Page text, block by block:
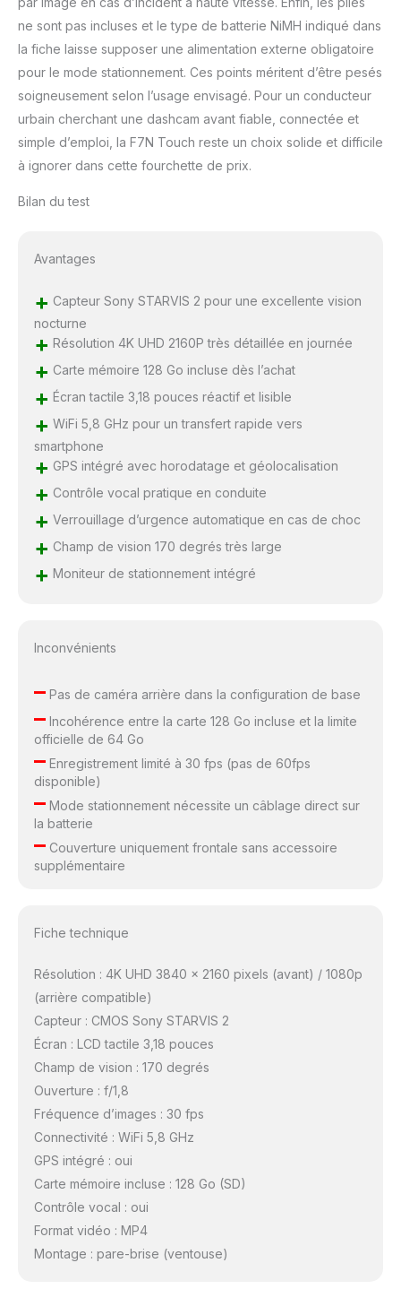
d'économiser de
l'espace de stockage,
ce qui permet
d'enregistrer
davantage de clips. Ce
produit comprend une
carte mémoire gratuite
de 128 Go, prenant en
charge des cartes
d'une capacité
est connecté via un kit
lorsqu'il détecte des
vibrations soudaines ou
capteur de gravité
verrouille
images d'urgence et
fait défiler les
enregistrements pour
assurer un écrasement
pour activer la
surveillance de
Service Après-vente
Exceptionnel] Cette
équipée d'un
garantissant un
cas de chaleur ou de
De plus, elle est livrée
avec une garantie de
assistance clientèle 24
heures sur 24
ne sont pas incluses et le type de batterie NiMH indiqué dans
la fiche laisse supposer une alimentation externe obligatoire
pour le mode stationnement. Ces points méritent d’être pesés
soigneusement selon l’usage envisagé. Pour un conducteur
urbain cherchant une dashcam avant fiable, connectée et
simple d’emploi, la F7N Touch reste un choix solide et difficile
à ignorer dans cette fourchette de prix.
Bilan du test
Avantages
+ Capteur Sony STARVIS 2 pour une excellente vision
nocturne
+ Résolution 4K UHD 2160P très détaillée en journée
+ Carte mémoire 128 Go incluse dès l’achat
+ Écran tactile 3,18 pouces réactif et lisible
+ WiFi 5,8 GHz pour un transfert rapide vers
smartphone
+ GPS intégré avec horodatage et géolocalisation
+ Contrôle vocal pratique en conduite
+ Verrouillage d’urgence automatique en cas de choc
+ Champ de vision 170 degrés très large
+ Moniteur de stationnement intégré
Inconvénients
–Pas de caméra arrière dans la configuration de base
–Incohérence entre la carte 128 Go incluse et la limite
officielle de 64 Go
–Enregistrement limité à 30 fps (pas de 60fps
disponible)
–Mode stationnement nécessite un câblage direct sur
la batterie
–Couverture uniquement frontale sans accessoire
supplémentaire
Fiche technique
Résolution : 4K UHD 3840 x 2160 pixels (avant) / 1080p
(arrière compatible)
Capteur : CMOS Sony STARVIS 2
Écran : LCD tactile 3,18 pouces
Champ de vision : 170 degrés
Ouverture : f/1,8
Fréquence d’images : 30 fps
Connectivité : WiFi 5,8 GHz
GPS intégré : oui
Carte mémoire incluse : 128 Go (SD)
Contrôle vocal : oui
Format vidéo : MP4
Montage : pare-brise (ventouse)